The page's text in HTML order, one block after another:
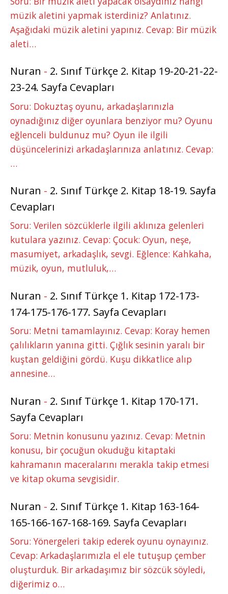
müzik aletini yapmak isterdiniz? Anlatınız.
Aşağıdaki müzik aletini yapınız. Cevap: Bir müzik
aleti…
Nuran - 2. Sınıf Türkçe 2. Kitap 19-20-21-22-
23-24. Sayfa Cevapları
Soru: Dokuztaş oyunu, arkadaşlarınızla
oynadığınız diğer oyunlara benziyor mu? Oyunu
eğlenceli buldunuz mu? Oyun ile ilgili
düşüncelerinizi arkadaşlarınıza anlatınız. Cevap:
…
Nuran - 2. Sınıf Türkçe 2. Kitap 18-19. Sayfa
Cevapları
Soru: Verilen sözcüklerle ilgili aklınıza gelenleri
kutulara yazınız. Cevap: Çocuk: Oyun, neşe,
masumiyet, arkadaşlık, sevgi. Eğlence: Kahkaha,
müzik, oyun, mutluluk,…
Nuran - 2. Sınıf Türkçe 1. Kitap 172-173-
174-175-176-177. Sayfa Cevapları
Soru: Metni tamamlayınız. Cevap: Koray hemen
çalılıkların yanına gitti. Çığlık sesinin yaralı bir
kuştan geldiğini gördü. Kuşu dikkatlice alıp
annesine…
Nuran - 2. Sınıf Türkçe 1. Kitap 170-171.
Sayfa Cevapları
Soru: Metnin konusunu yazınız. Cevap: Metnin
konusu, bir çocuğun okuduğu kitaptaki
kahramanın maceralarını merakla takip etmesi
ve kitap okuma sevgisidir.
Nuran - 2. Sınıf Türkçe 1. Kitap 163-164-
165-166-167-168-169. Sayfa Cevapları
Soru: Yönergeleri takip ederek oyunu oynayınız.
Cevap: Arkadaşlarımızla el ele tutuşup çember
oluşturduk. Bir arkadaşımız bir sözcük söyledi,
diğerimiz o…